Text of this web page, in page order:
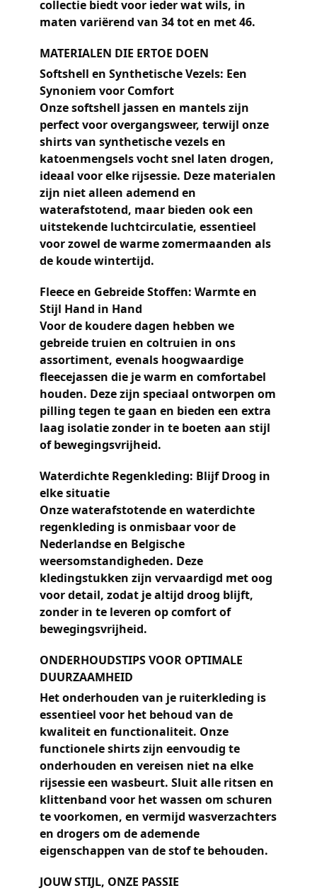
collectie biedt voor ieder wat wils, in
maten variërend van 34 tot en met 46.
MATERIALEN DIE ERTOE DOEN
Softshell en Synthetische Vezels: Een
Synoniem voor Comfort
Onze softshell jassen en mantels zijn
perfect voor overgangsweer, terwijl onze
shirts van synthetische vezels en
katoenmengsels vocht snel laten drogen,
ideaal voor elke rijsessie. Deze materialen
zijn niet alleen ademend en
waterafstotend, maar bieden ook een
uitstekende luchtcirculatie, essentieel
voor zowel de warme zomermaanden als
de koude wintertijd.
Fleece en Gebreide Stoffen: Warmte en
Stijl Hand in Hand
Voor de koudere dagen hebben we
gebreide truien en coltruien in ons
assortiment, evenals hoogwaardige
fleecejassen die je warm en comfortabel
houden. Deze zijn speciaal ontworpen om
pilling tegen te gaan en bieden een extra
laag isolatie zonder in te boeten aan stijl
of bewegingsvrijheid.
Waterdichte Regenkleding: Blijf Droog in
elke situatie
Onze waterafstotende en waterdichte
regenkleding is onmisbaar voor de
Nederlandse en Belgische
weersomstandigheden. Deze
kledingstukken zijn vervaardigd met oog
voor detail, zodat je altijd droog blijft,
zonder in te leveren op comfort of
bewegingsvrijheid.
ONDERHOUDSTIPS VOOR OPTIMALE
DUURZAAMHEID
Het onderhouden van je ruiterkleding is
essentieel voor het behoud van de
kwaliteit en functionaliteit. Onze
functionele shirts zijn eenvoudig te
onderhouden en vereisen niet na elke
rijsessie een wasbeurt. Sluit alle ritsen en
klittenband voor het wassen om schuren
te voorkomen, en vermijd wasverzachters
en drogers om de ademende
eigenschappen van de stof te behouden.
JOUW STIJL, ONZE PASSIE